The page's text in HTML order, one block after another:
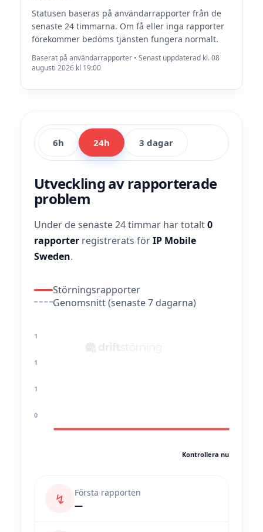
Statusen baseras på användarrapporter från de
senaste 24 timmarna. Om få eller inga rapporter
förekommer bedöms tjänsten fungera normalt.
Baserat på användarrapporter • Senast uppdaterad kl. 08
augusti 2026 kl 19:00
6h 24h 3 dagar
Utveckling av rapporterade
problem
Under de senaste 24 timmar har totalt0
rapporter registrerats förIP Mobile
Sweden.
Störningsrapporter
Genomsnitt (senaste 7 dagarna)
1
1
1
0
Kontrollera nu
↯
Första rapporten
—